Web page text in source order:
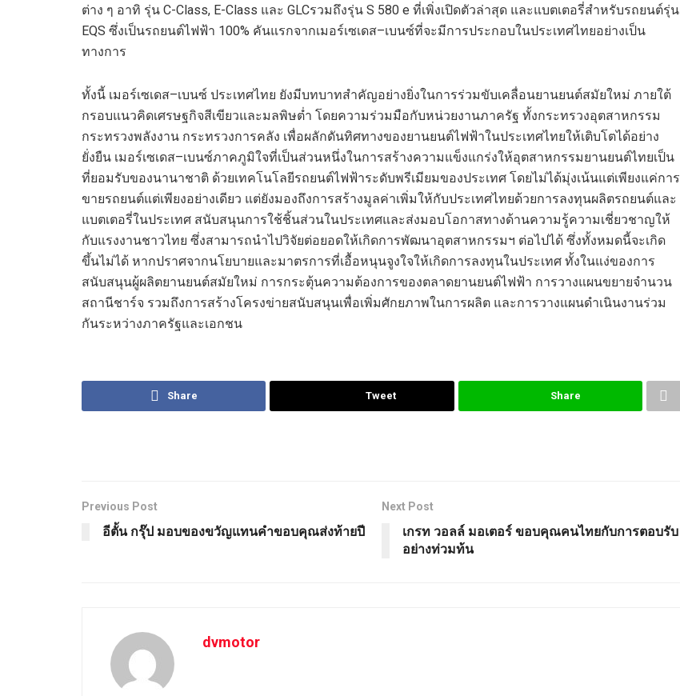
ต่าง ๆ อาทิ รุ่น C-Class, E-Class และ GLCรวมถึงรุ่น S 580 e ที่เพิ่งเปิดตัวล่าสุด และแบตเตอรี่สำหรับรถยนต์รุ่น
EQS ซึ่งเป็นรถยนต์ไฟฟ้า 100% คันแรกจากเมอร์เซเดส–เบนซ์ที่จะมีการประกอบในประเทศไทยอย่างเป็น
ทางการ
ทั้งนี้ เมอร์เซเดส–เบนซ์ ประเทศไทย ยังมีบทบาทสำคัญอย่างยิ่งในการร่วมขับเคลื่อนยานยนต์สมัยใหม่ ภายใต้
กรอบแนวคิดเศรษฐกิจสีเขียวและมลพิษต่ำ โดยความร่วมมือกับหน่วยงานภาครัฐ ทั้งกระทรวงอุตสาหกรรม
กระทรวงพลังงาน กระทรวงการคลัง เพื่อผลักดันทิศทางของยานยนต์ไฟฟ้าในประเทศไทยให้เติบโตได้อย่าง
ยั่งยืน เมอร์เซเดส–เบนซ์ภาคภูมิใจที่เป็นส่วนหนึ่งในการสร้างความแข็งแกร่งให้อุตสาหกรรมยานยนต์ไทยเป็น
ที่ยอมรับของนานาชาติ ด้วยเทคโนโลยีรถยนต์ไฟฟ้าระดับพรีเมียมของประเทศ โดยไม่ได้มุ่งเน้นแต่เพียงแค่การ
ขายรถยนต์แต่เพียงอย่างเดียว แต่ยังมองถึงการสร้างมูลค่าเพิ่มให้กับประเทศไทยด้วยการลงทุนผลิตรถยนต์และ
แบตเตอรี่ในประเทศ สนับสนุนการใช้ชิ้นส่วนในประเทศและส่งมอบโอกาสทางด้านความรู้ความเชี่ยวชาญให้
กับแรงงานชาวไทย ซึ่งสามารถนำไปวิจัยต่อยอดให้เกิดการพัฒนาอุตสาหกรรมฯ ต่อไปได้ ซึ่งทั้งหมดนี้จะเกิด
ขึ้นไม่ได้ หากปราศจากนโยบายและมาตรการที่เอื้อหนุนจูงใจให้เกิดการลงทุนในประเทศ ทั้งในแง่ของการ
สนับสนุนผู้ผลิตยานยนต์สมัยใหม่ การกระตุ้นความต้องการของตลาดยานยนต์ไฟฟ้า การวางแผนขยายจำนวน
สถานีชาร์จ รวมถึงการสร้างโครงข่ายสนับสนุนเพื่อเพิ่มศักยภาพในการผลิต และการวางแผนดำเนินงานร่วม
กันระหว่างภาครัฐและเอกชน
Share Tweet Share
Previous Post
อีตั้น กรุ๊ป มอบของขวัญแทนคำขอบคุณส่งท้ายปี
Next Post
เกรท วอลล์ มอเตอร์ ขอบคุณคนไทยกับการตอบรับ
อย่างท่วมท้น
dvmotor